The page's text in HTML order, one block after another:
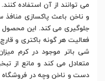
می توانند از آن استفاده
و ناخن باعث پاکسازی
جلوگیری می کند. این محصول
فعالیت هر گونه باکتری و
شی باتر موجود در کرم
متعادل می کند و مانع از
دست و ناخن وچه در فروشگاه